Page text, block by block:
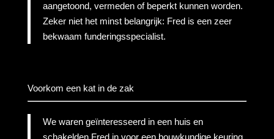
aangetoond, vermeden of beperkt kunnen worden.
Zeker niet het minst belangrijk: Fred is een zeer
bekwaam funderingsspecialist.
Voorkom een kat in de zak
We waren geïnteresseerd in een huis en
schakelden Fred in voor een bouwkundige keuring